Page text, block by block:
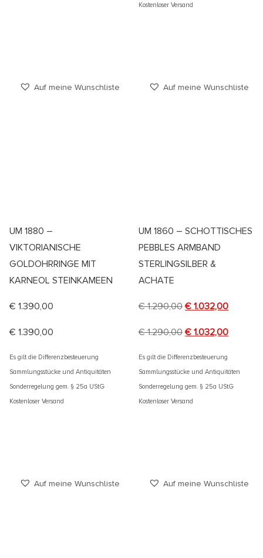
Kostenloser Versand
Auf meine Wunschliste
UM 1880 –
VIKTORIANISCHE
GOLDOHRRINGE MIT
KARNEOL STEINKAMEEN
€ 1.390,00
€ 1.390,00
Es gilt die Differenzbesteuerung
Sammlungsstücke und Antiquitäten
Sonderregelung gem. § 25a UStG
Kostenloser Versand
Auf meine Wunschliste
UM 1860 – SCHOTTISCHES
PEBBLES ARMBAND
STERLINGSILBER &
ACHATE
€1.290,00 € 1.032,00
€1.290,00 € 1.032,00
Es gilt die Differenzbesteuerung
Sammlungsstücke und Antiquitäten
Sonderregelung gem. § 25a UStG
Kostenloser Versand
Auf meine Wunschliste Auf meine Wunschliste